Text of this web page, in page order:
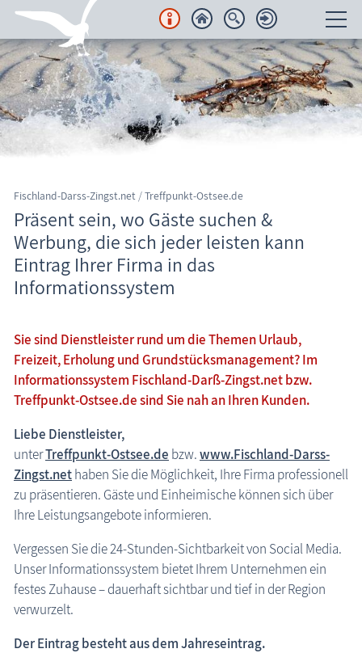
Unterkünfte
Regionales
Urlaubsorte
Karten
Freizeit
Wissenswertes
Blog
Fischland-Darss-Zingst.net /Treffpunkt-Ostsee.de
Präsent sein, wo Gäste suchen &
Werbung, die sich jeder leisten kann
Eintrag Ihrer Firma in das
Informationssystem
Sie sind Dienstleister rund um die Themen Urlaub,
Freizeit, Erholung und Grundstücksmanagement? Im
Informations­system Fischland-Darß-Zingst.net bzw.
Treffpunkt-Ostsee.de sind Sie nah an Ihren Kunden.
Liebe Dienstleister,
unterTreffpunkt-Ostsee.de bzw.www.Fischland-Darss-
Zingst.nethaben Sie die Möglichkeit, Ihre Firma professionell
zu präsentieren. Gäste und Einheimische können sich über
Ihre Leistungsangebote informieren.
Vergessen Sie die 24-Stunden-Sichtbarkeit von Social Media.
Unser Informationssystem bietet Ihrem Unternehmen ein
festes Zuhause – dauerhaft sichtbar und tief in der Region
verwurzelt.
Der Eintrag besteht aus dem Jahreseintrag.